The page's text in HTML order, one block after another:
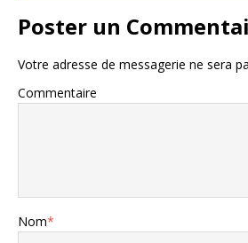
Poster un
Votre adresse de messagerie ne sera
Commentaire
Nom*